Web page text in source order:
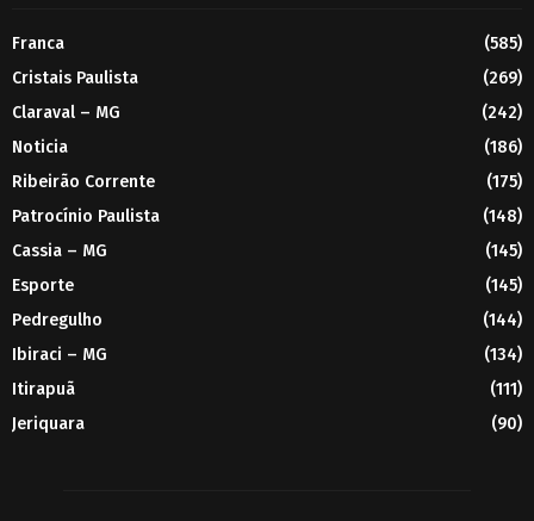
Franca
(585)
Cristais Paulista
(269)
Claraval – MG
(242)
Noticia
(186)
Ribeirão Corrente
(175)
Patrocínio Paulista
(148)
Cassia – MG
(145)
Esporte
(145)
Pedregulho
(144)
Ibiraci – MG
(134)
Itirapuã
(111)
Jeriquara
(90)